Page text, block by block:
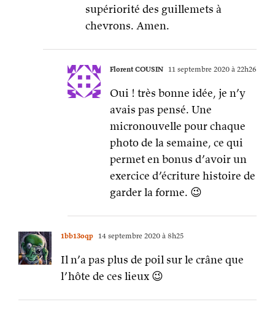
supériorité des guillemets à
chevrons. Amen.
Florent COUSIN 11 septembre 2020 à 22h26
Oui ! très bonne idée, je n’y
avais pas pensé. Une
micronouvelle pour chaque
photo de la semaine, ce qui
permet en bonus d’avoir un
exercice d’écriture histoire de
garder la forme. 😉
1bb13oqp 14 septembre 2020 à 8h25
Il n’a pas plus de poil sur le crâne que
l’hôte de ces lieux 😉